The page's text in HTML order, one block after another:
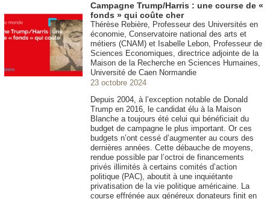
Campagne Trump/Harris : une course de «
fonds » qui coûte cher
Thérèse Rebière, Professeur des Universités en
économie, Conservatoire national des arts et
métiers (CNAM) et Isabelle Lebon, Professeur de
Sciences Economiques, directrice adjointe de la
Maison de la Recherche en Sciences Humaines,
Université de Caen Normandie
23 octobre 2024
Depuis 2004, à l’exception notable de Donald
Trump en 2016, le candidat élu à la Maison
Blanche a toujours été celui qui bénéficiait du
budget de campagne le plus important. Or ces
budgets n’ont cessé d’augmenter au cours des
dernières années. Cette débauche de moyens,
rendue possible par l’octroi de financements
privés illimités à certains comités d’action
politique (PAC), aboutit à une inquiétante
privatisation de la vie politique américaine. La
course effrénée aux généreux donateurs finit en